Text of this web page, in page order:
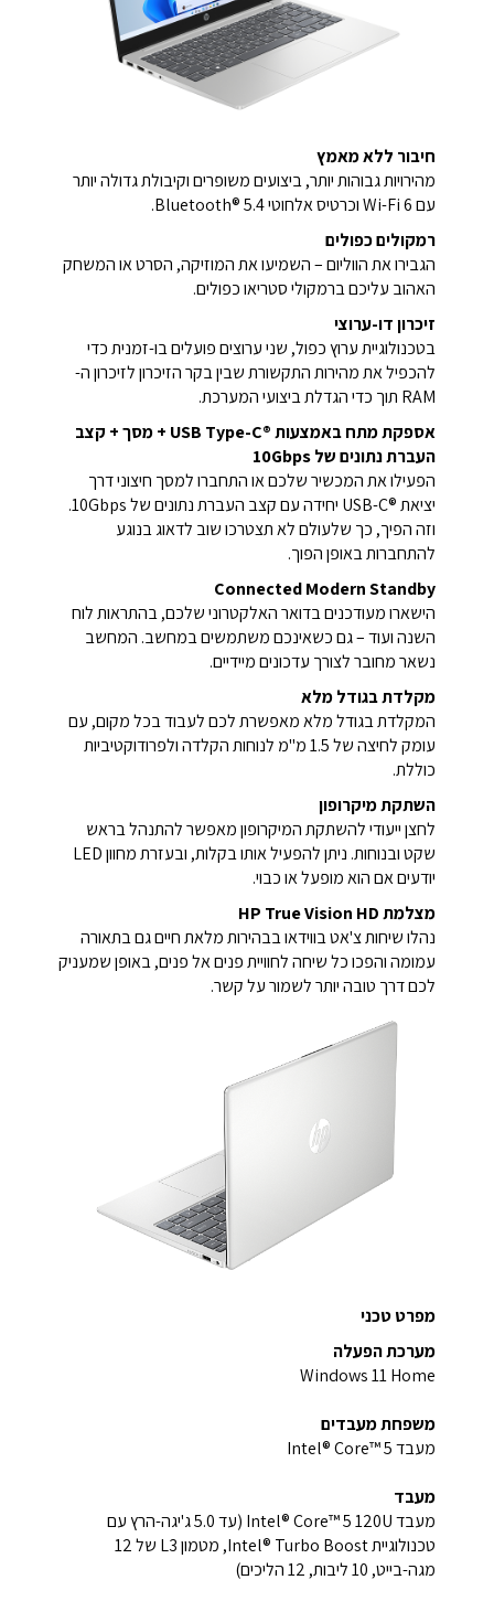
חיבור ללא מאמץ
מהירויות גבוהות יותר, ביצועים משופרים וקיבולת גדולה יותר
עם Wi-Fi 6 וכרטיס אלחוטי Bluetooth® 5.4.
רמקולים כפולים
הגבירו את הווליום – השמיעו את המוזיקה, הסרט או המשחק
האהוב עליכם ברמקולי סטריאו כפולים.
זיכרון דו-ערוצי
בטכנולוגיית ערוץ כפול, שני ערוצים פועלים בו-זמנית כדי
להכפיל את מהירות התקשורת שבין בקר הזיכרון לזיכרון ה-
RAM תוך כדי הגדלת ביצועי המערכת.
אספקת מתח באמצעות USB Type-C®‎ + מסך + קצב
העברת נתונים של 10Gbps
הפעילו את המכשיר שלכם או התחברו למסך חיצוני דרך
יציאת USB-C®‎ יחידה עם קצב העברת נתונים של 10Gbps.
וזה הפיך, כך שלעולם לא תצטרכו שוב לדאוג בנוגע
להתחברות באופן הפוך.
Connected Modern Standby
הישארו מעודכנים בדואר האלקטרוני שלכם, בהתראות לוח
השנה ועוד – גם כשאינכם משתמשים במחשב. המחשב
נשאר מחובר לצורך עדכונים מיידיים.
מקלדת בגודל מלא
המקלדת בגודל מלא מאפשרת לכם לעבוד בכל מקום, עם
עומק לחיצה של 1.5 מ"מ לנוחות הקלדה ולפרודוקטיביות
כוללת.
השתקת מיקרופון
לחצן ייעודי להשתקת המיקרופון מאפשר להתנהל בראש
שקט ובנוחות. ניתן להפעיל אותו בקלות, ובעזרת מחוון LED
יודעים אם הוא מופעל או כבוי.
מצלמת HP True Vision HD
נהלו שיחות צ'אט בווידאו בבהירות מלאת חיים גם בתאורה
עמומה והפכו כל שיחה לחוויית פנים אל פנים, באופן שמעניק
לכם דרך טובה יותר לשמור על קשר.
מפרט טכני
מערכת הפעלה
Windows 11 Home
משפחת מעבדים
מעבד Intel® Core™ 5
מעבד
מעבד Intel® Core™ 5 120U (עד ‎5.0 ג'יגה-הרץ עם
טכנולוגיית Intel® Turbo Boost‏, מטמון L3 של 12
מגה-בייט‏, 10 ליבות, 12 הליכים)